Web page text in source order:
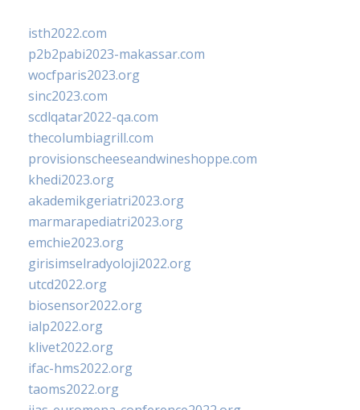
isth2022.com
p2b2pabi2023-makassar.com
wocfparis2023.org
sinc2023.com
scdlqatar2022-qa.com
thecolumbiagrill.com
provisionscheeseandwineshoppe.com
khedi2023.org
akademikgeriatri2023.org
marmarapediatri2023.org
emchie2023.org
girisimselradyoloji2022.org
utcd2022.org
biosensor2022.org
ialp2022.org
klivet2022.org
ifac-hms2022.org
taoms2022.org